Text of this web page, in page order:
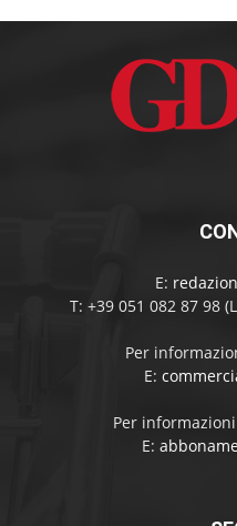
E:
T: +39 051 082 87 98
Per
E:
Per
E: